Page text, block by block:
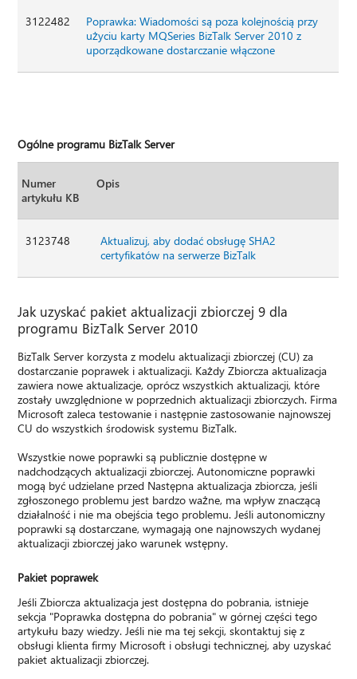
3122482
Poprawka: Wiadomości są poza kolejnością przy
użyciu karty MQSeries BizTalk Server 2010 z
uporządkowane dostarczanie włączone
Ogólne programu BizTalk Server
Numer
artykułu KB
Opis
3123748
Aktualizuj, aby dodać obsługę SHA2
certyfikatów na serwerze BizTalk
Jak uzyskać pakiet aktualizacji zbiorczej 9 dla
programu BizTalk Server 2010
BizTalk Server korzysta z modelu aktualizacji zbiorczej (CU) za
dostarczanie poprawek i aktualizacji. Każdy Zbiorcza aktualizacja
zawiera nowe aktualizacje, oprócz wszystkich aktualizacji, które
zostały uwzględnione w poprzednich aktualizacji zbiorczych. Firma
Microsoft zaleca testowanie i następnie zastosowanie najnowszej
CU do wszystkich środowisk systemu BizTalk.
Wszystkie nowe poprawki są publicznie dostępne w
nadchodzących aktualizacji zbiorczej. Autonomiczne poprawki
mogą być udzielane przed Następna aktualizacja zbiorcza, jeśli
zgłoszonego problemu jest bardzo ważne, ma wpływ znaczącą
działalność i nie ma obejścia tego problemu. Jeśli autonomiczny
poprawki są dostarczane, wymagają one najnowszych wydanej
aktualizacji zbiorczej jako warunek wstępny.
Pakiet poprawek
Jeśli Zbiorcza aktualizacja jest dostępna do pobrania, istnieje
sekcja "Poprawka dostępna do pobrania" w górnej części tego
artykułu bazy wiedzy. Jeśli nie ma tej sekcji, skontaktuj się z
obsługi klienta firmy Microsoft i obsługi technicznej, aby uzyskać
pakiet aktualizacji zbiorczej.